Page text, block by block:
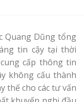
Quang Dũng tổng
tin cậy tại thời
cấp thông tin
không cấu thành
thế cho các tư vấn